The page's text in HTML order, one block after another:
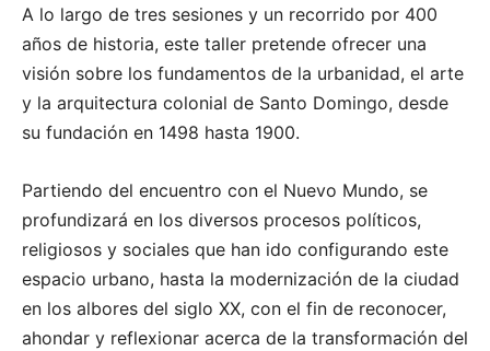
A lo largo de tres sesiones y un recorrido por 400
años de historia, este taller pretende ofrecer una
visión sobre los fundamentos de la urbanidad, el arte
y la arquitectura colonial de Santo Domingo, desde
su fundación en 1498 hasta 1900.
Partiendo del encuentro con el Nuevo Mundo, se
profundizará en los diversos procesos políticos,
religiosos y sociales que han ido configurando este
espacio urbano, hasta la modernización de la ciudad
en los albores del siglo XX, con el fin de reconocer,
ahondar y reflexionar acerca de la transformación del